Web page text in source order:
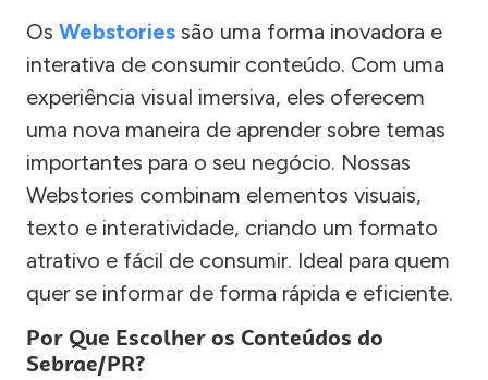
Os Webstories são uma forma inovadora e
interativa de consumir conteúdo. Com uma
experiência visual imersiva, eles oferecem
uma nova maneira de aprender sobre temas
importantes para o seu negócio. Nossas
Webstories combinam elementos visuais,
texto e interatividade, criando um formato
atrativo e fácil de consumir. Ideal para quem
quer se informar de forma rápida e eficiente.
Por Que Escolher os Conteúdos do
Sebrae/PR?